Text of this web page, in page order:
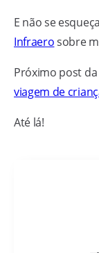
E não se
Infraerosobre
Próximo post
viagem de
Até lá!